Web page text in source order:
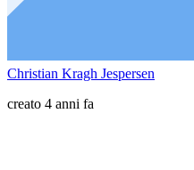
Christian Kragh Jespersen
creato 4 anni fa